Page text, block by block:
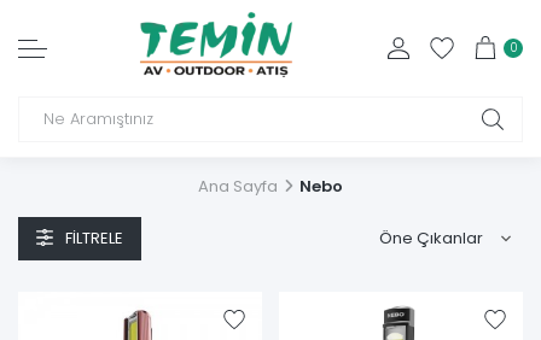
0
Ana Sayfa Nebo
FILTRELE